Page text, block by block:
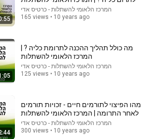
Extraction From Waste Mobile Phones |
Used Mobile Recycling Process
המרכז הלאומי להשתלות - כרטיס אדי
165 views • 10 years ago
מה כולל תהליך ההכנה לתרומת כליה ? |
המרכז הלאומי להשתלות
המרכז הלאומי להשתלות - כרטיס אדי
125 views • 10 years ago
מהו הפיצוי לתורמים חיים - זכויות תורמים
לאחר התרומה | המרכז הלאומי להשתלות
המרכז הלאומי להשתלות - כרטיס אדי
300 views • 10 years ago